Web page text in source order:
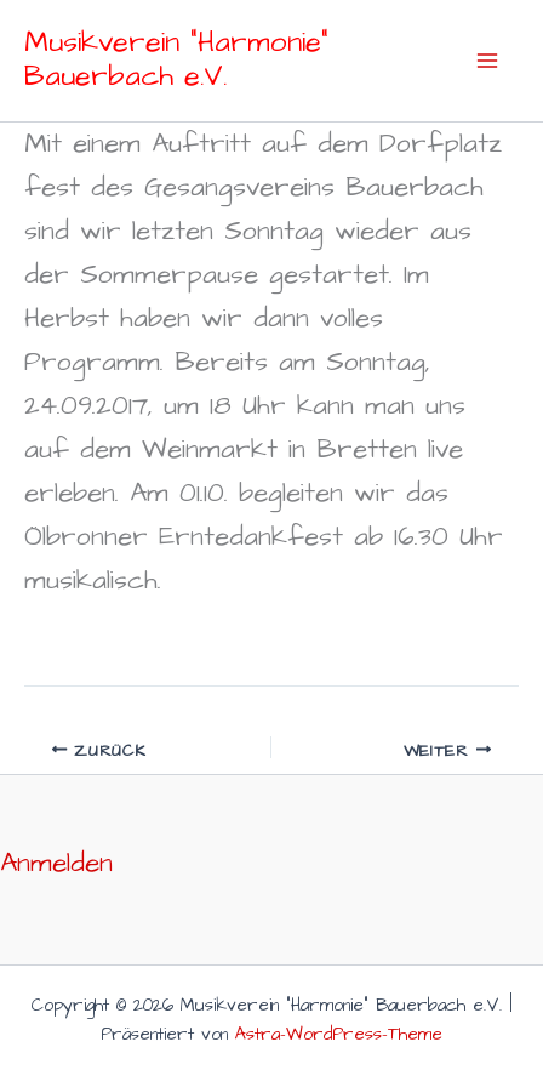
Inhalt
Musikverein "Harmonie"
Bauerbach e.V.
Mit einem Auftritt auf dem Dorfplatz
fest des Gesangsvereins Bauerbach
sind wir letzten Sonntag wieder aus
der Sommerpause gestartet. Im
Herbst haben wir dann volles
Programm. Bereits am Sonntag,
24.09.2017, um 18 Uhr kann man uns
auf dem Weinmarkt in Bretten live
erleben. Am 01.10. begleiten wir das
Ölbronner Erntedankfest ab 16.30 Uhr
musikalisch.
ZURÜCK WEITER
Anmelden
Copyright © 2026 Musikverein "Harmonie" Bauerbach e.V. |
Präsentiert von Astra-WordPress-Theme